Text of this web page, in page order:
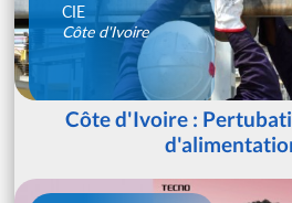
CIE
Côte d'Ivoire
Côte d'Ivoire :